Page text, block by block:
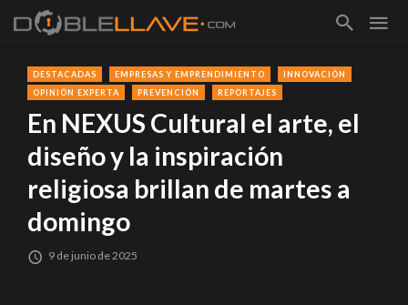
DESTACADAS EMPRESAS Y EMPRENDIMIENTO
INNOVACIÓN
OPINIÓN EXPERTA
PREVENCIÓN REPORTAJES
En NEXUS Cultural el arte, el
diseño y la inspiración
religiosa brillan de martes a
domingo
9 de junio de 2025